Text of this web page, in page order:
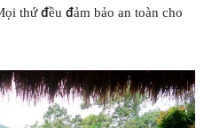
thứ đều đảm bảo an toàn cho